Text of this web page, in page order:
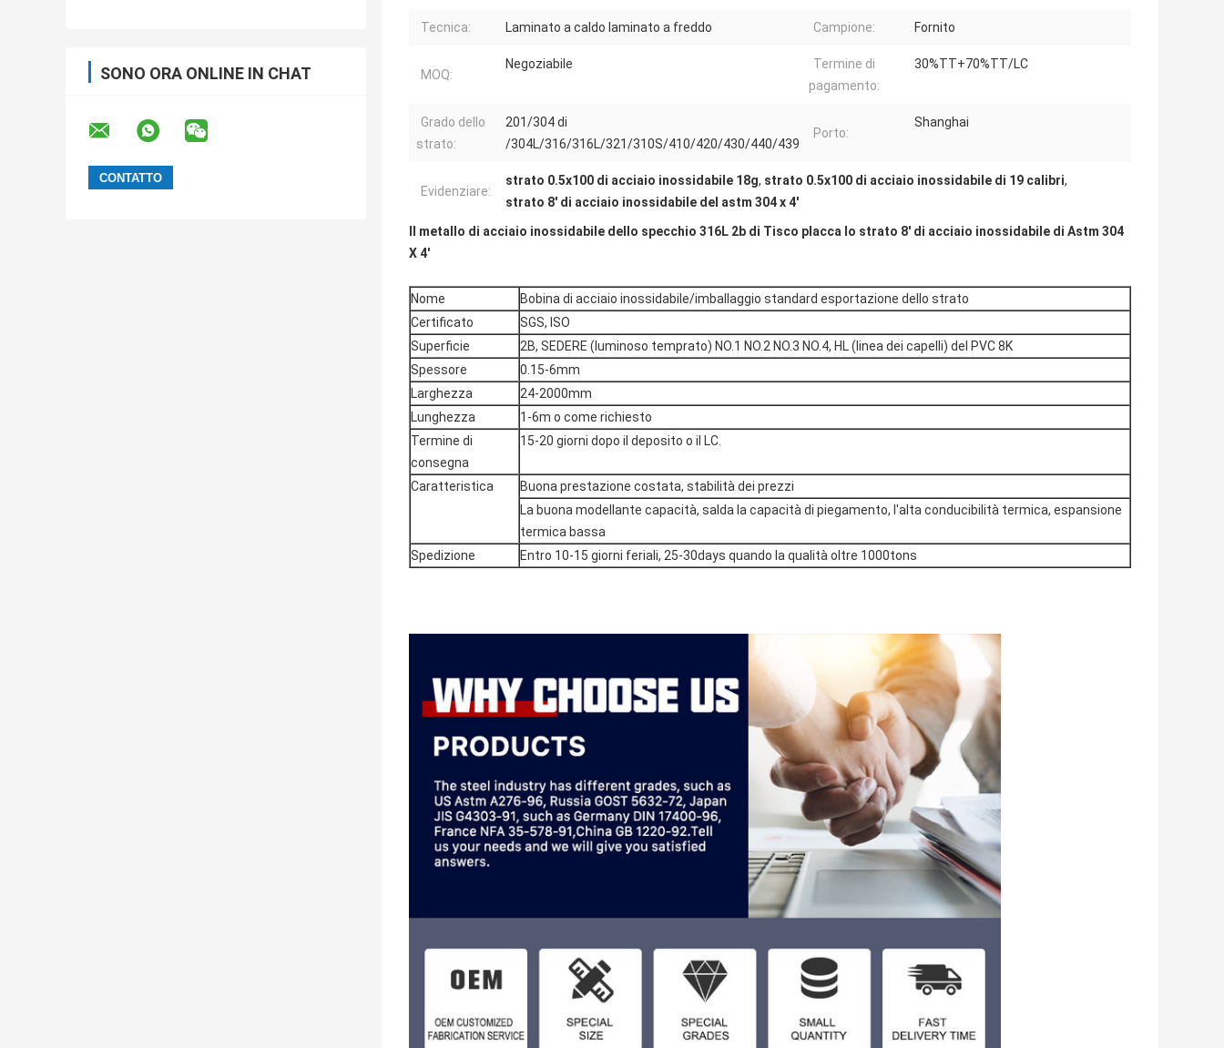
SONO ORA ONLINE IN CHAT
Tecnica: Laminato a caldo laminato a freddo Campione: Fornito
MOQ:
Negoziabile
Termine di
pagamento:
30%TT+70%TT/LC
Grado dello
strato:
201/304 di
/304L/316/316L/321/310S/410/420/430/440/439
Porto:
Shanghai
Evidenziare:
strato 0.5x100 di acciaio inossidabile 18g, strato 0.5x100 di acciaio inossidabile di 19 calibri,
strato 8' di acciaio inossidabile del astm 304 x 4'
Il metallo di acciaio inossidabile dello specchio 316L 2b di Tisco placca lo strato 8' di acciaio inossidabile di Astm 304
X 4'
Nome
Bobina di acciaio inossidabile/imballaggio standard esportazione dello strato
Certificato
SGS, ISO
Superficie
2B, SEDERE (luminoso temprato) NO.1 NO.2 NO.3 NO.4, HL (linea dei capelli) del PVC 8K
Spessore
0.15-6mm
Larghezza
24-2000mm
Lunghezza
1-6m o come richiesto
Termine di
consegna
15-20 giorni dopo il deposito o il LC.
Caratteristica
Buona prestazione costata, stabilità dei prezzi
La buona modellante capacità, salda la capacità di piegamento, l'alta conducibilità termica, espansione
termica bassa
Spedizione
Entro 10-15 giorni feriali, 25-30days quando la qualità oltre 1000tons